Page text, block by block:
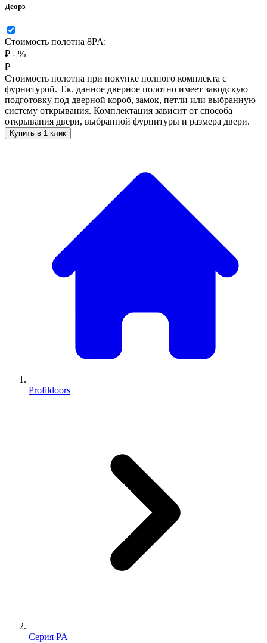
Деорэ
Стоимость полотна 8PA:
₽ - %
₽
Стоимость полотна при покупке полного комплекта с
фурнитурой. Т.к. данное дверное полотно имеет заводскую
подготовку под дверной короб, замок, петли или выбранную
систему открывания. Комплектация зависит от способа
открывания двери, выбранной фурнитуры и размера двери.
Купить в 1 клик
Profildoors
Серия PA